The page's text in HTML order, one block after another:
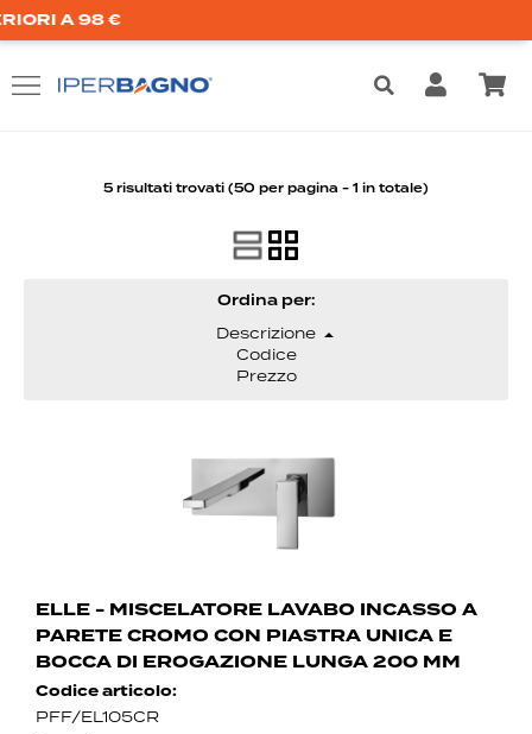
5 risultati trovati (50 per pagina - 1 in totale)
Ordina per:
ELLE - MISCELATORE LAVABO INCASSO A
PARETE CROMO CON PIASTRA UNICA E
BOCCA DI EROGAZIONE LUNGA 200 MM
Codice articolo:
PFF/EL105CR
98 €